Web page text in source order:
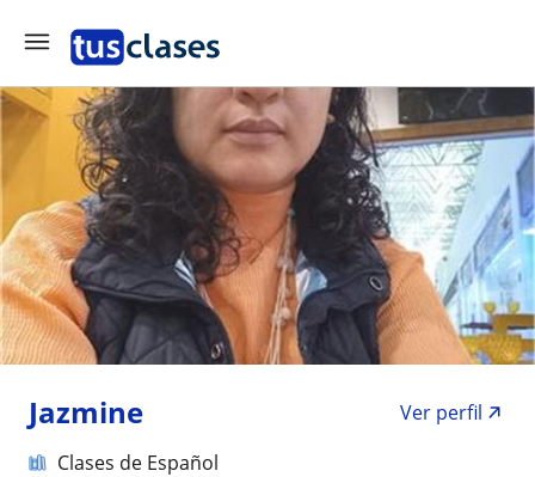
Jazmine
Ver perfil
Clases de Español